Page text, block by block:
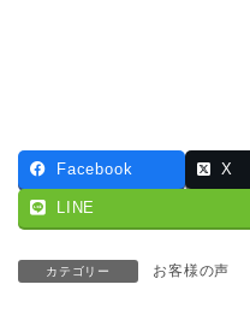
Facebook X
LINE
カテゴリー お客様の声